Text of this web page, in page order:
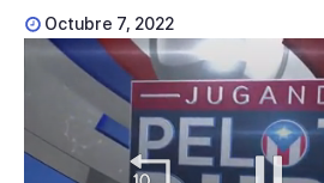
Octubre 7, 2022